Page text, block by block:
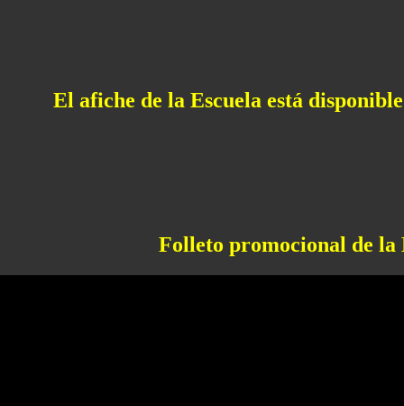
El afiche de la Escuela está
Folleto promocional de la